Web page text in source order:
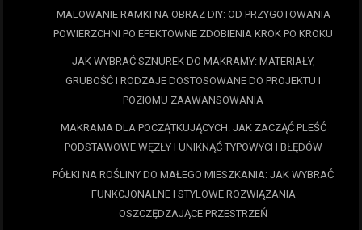
MALOWANIE RAMKI NA OBRAZ DIY: OD PRZYGOTOWANIA
POWIERZCHNI PO EFEKTOWNE ZDOBIENIA KROK PO KROKU
JAK WYBRAĆ SZNUREK DO MAKRAMY: MATERIAŁY,
GRUBOŚĆ I RODZAJE DOSTOSOWANE DO PROJEKTU I
POZIOMU ZAAWANSOWANIA
MAKRAMA DLA POCZĄTKUJĄCYCH: JAK ZACZĄĆ PLEŚĆ
PODSTAWOWE WĘZŁY I UNIKNĄĆ TYPOWYCH BŁĘDÓW
PÓŁKI NA ROŚLINY DO MAŁEGO MIESZKANIA: JAK WYBRAĆ
FUNKCJONALNE I STYLOWE ROZWIĄZANIA
OSZCZĘDZAJĄCE PRZESTRZEŃ